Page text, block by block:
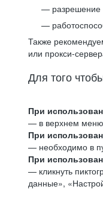
разрешение
Также
или прокси-
Для того
При
— в верхнем меню
При
— необходимо в
При
— кликнуть
данные»,